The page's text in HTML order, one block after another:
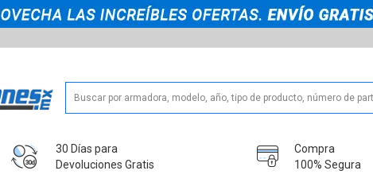
30 Días para
Devoluciones Gratis
Compra
100% Segura